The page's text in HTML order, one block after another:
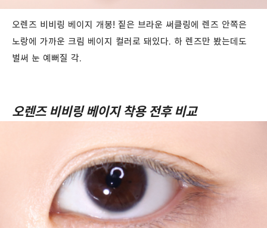
오렌즈 비비링 베이지 개봉! 짙은 브라운 써클링에 렌즈 안쪽은
노랑에 가까운 크림 베이지 컬러로 돼있다. 하 렌즈만 봤는데도
벌써 눈 예뻐질 각.
오렌즈 비비링 베이지 착용 전후 비교